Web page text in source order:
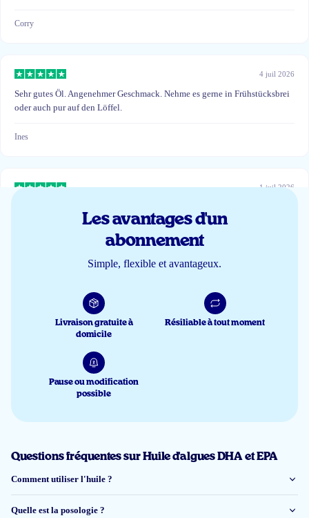
Corry
4 juil 2026
Sehr gutes Öl. Angenehmer Geschmack. Nehme es gerne in Frühstücksbrei
oder auch pur auf den Löffel.
Ines
1 juil 2026
Lekker van smaak, de service is netjes en vlot verlopen!!!
wachten op aanbiedingen
Les avantages d'un
abonnement
Simple, flexible et avantageux.
Livraison gratuite à
domicile
Résiliable à tout moment
Pause ou modification
possible
Questions fréquentes sur Huile d'algues DHA et EPA
Comment utiliser l'huile ?
Quelle est la posologie ?